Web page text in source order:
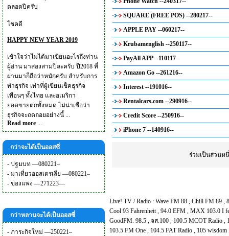
ตลอดปีครับ
โชคดี
HAPPY NEW YEAR 2019
เข้าใจว่าไม่ได้มาเขียนอะไรถึงท่าน
ผู้อ่าน มาสองสามปีละครับ ปี2018 ที่
ผ่านมาก็ถือว่าหนักครับ สำหรับการ
ทำธุรกิจ เท่าที่ผู้เขียนเช็คธุรกิจ
เพื่อนๆ ทั้งไทย และอเมริกา
ยอดขายตกทั้งหมด ไม่น่าเชื่อว่า
ธุรกิจจะถดถอยอย่างนี้ ...
Read more ...
กว่าจะได้เป็นออสซี่
- ปฐมบท —080221–
- มาเที่ยวออสเตรเลีย —080221–
- ของแพง —271223—
กว่าหลานจะได้เป็นออสซี่
- ภาระกิจใหม่ —250221–
SQUARE (FREE POS) --280217--
APPLE PAY --060217--
Krubamenglish --250117--
PayAll APP --110117--
Amazon Go --261216--
Interest --191016--
Rentalcars.com --290916--
Credit Score --250916--
iPhone 7 --140916--
ร่วมเป็นส่วนห
Live! TV / Radio : Wave FM 88 , Chill FM 89 ,
Cool 93 Fahrenheit, 94.0 EFM , MAX 103.0 I
GoodFM. 98.5 , จส.100 , 100.5 MCOT Radio ,
103.5 FM One , 104.5 FAT Radio , 105 wisdom